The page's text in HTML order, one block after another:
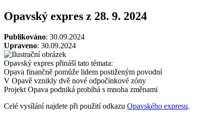
Opavský expres z 28. 9. 2024
Publikováno: 30.09.2024
Upraveno: 30.09.2024
Opavský expres přináší tato témata:
Opava finančně pomůže lidem postiženým povodní
V Opavě vznikly dvě nové odpočinkové zóny
Projekt Opava podniká probíhá s mnoha změnami
Celé vysílání najdete při použití odkazu Opavského expresu.